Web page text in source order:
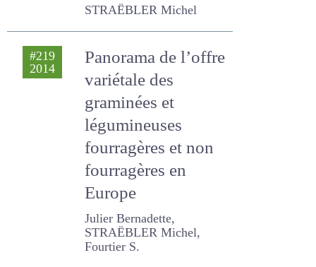
#219
2014
Panorama de
l’offre variétale des
graminées et
légumineuses
fourragères et non
fourragères en
Europe
Julier Bernadette,
STRAËBLER Michel, Fourtier